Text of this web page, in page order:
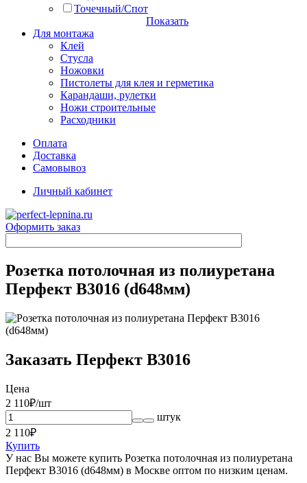
Точечный/Спот
Показать
Для монтажа
Клей
Стусла
Ножовки
Пистолеты для клея и герметика
Карандаши, рулетки
Ножи строительные
Расходники
Оплата
Доставка
Самовывоз
Личный кабинет
Оформить заказ
Розетка потолочная из полиуретана
Перфект B3016 (d648мм)
Заказать Перфект B3016
Цена
2 110₽/шт
штук
2 110₽
Купить
У нас Вы можете купить Розетка потолочная из полиуретана
Перфект B3016 (d648мм) в Москве оптом по низким ценам.